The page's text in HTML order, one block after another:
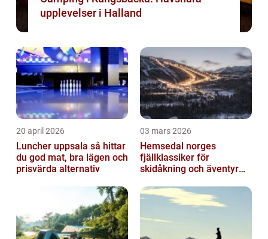
upplevelser i Halland
20 april 2026
Luncher uppsala så hittar
du god mat, bra lägen och
prisvärda alternativ
03 mars 2026
Hemsedal norges
fjällklassiker för
skidåkning och äventyr